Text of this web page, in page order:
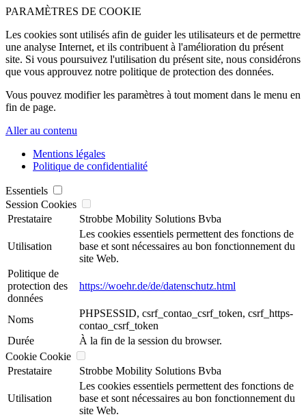
PARAMÈTRES DE COOKIE
Les cookies sont utilisés afin de guider les utilisateurs et de permettre
une analyse Internet, et ils contribuent à l'amélioration du présent
site. Si vous poursuivez l'utilisation du présent site, nous considérons
que vous approuvez notre politique de protection des données.
Vous pouvez modifier les paramètres à tout moment dans le menu en
fin de page.
Aller au contenu
Mentions légales
Politique de confidentialité
Essentiels
Session Cookies
Prestataire
Strobbe Mobility Solutions Bvba
Utilisation
Les cookies essentiels permettent des fonctions de
base et sont nécessaires au bon fonctionnement du
site Web.
Politique de
protection des
données
https://woehr.de/de/datenschutz.html
Noms
PHPSESSID, csrf_contao_csrf_token, csrf_https-
contao_csrf_token
Durée
À la fin de la session du browser.
Cookie Cookie
Prestataire
Strobbe Mobility Solutions Bvba
Utilisation
Les cookies essentiels permettent des fonctions de
base et sont nécessaires au bon fonctionnement du
site Web.